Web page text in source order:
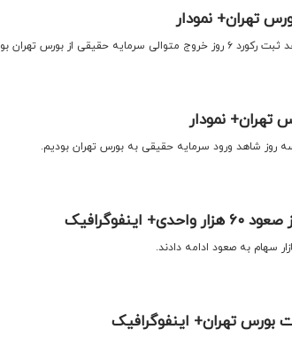
تهران+ نمودار
از بورس تهران بودیم.
تهران+ نمودار
روز شاهد ورود سرمایه حقیقی به بورس تهران بودیم.
سهام به صعود ادامه دادند.